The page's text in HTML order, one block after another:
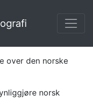
over den norske
norsk